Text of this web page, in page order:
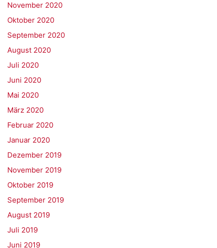
November 2020
Oktober 2020
September 2020
August 2020
Juli 2020
Juni 2020
Mai 2020
März 2020
Februar 2020
Januar 2020
Dezember 2019
November 2019
Oktober 2019
September 2019
August 2019
Juli 2019
Juni 2019